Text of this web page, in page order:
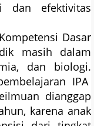
efektivitas
Dasar
masih dalam
dan biologi.
IPA
dianggap
karena anak